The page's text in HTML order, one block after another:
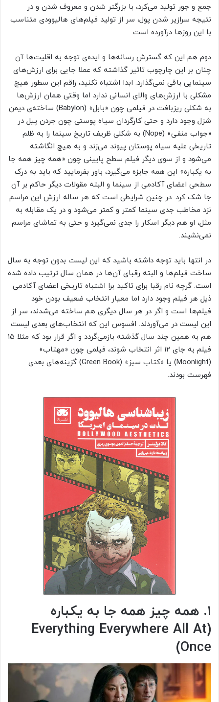
جمع و جور تولید می‌کرد، با بزرگتر شدن و معروف شدن و در
نتیجه سرازیر شدن پول، سر از تولید فیلم‌های هالیوودی متناسب
با این روزها درآورده است.
دوم هم این که گسترش رسانه‌ها و ایده‌ی توجه به اقلیت‌ها آن
چنان بر این چارچوب تاثیر گذاشته که عملا جایی برای ارزش‌های
سینمایی باقی نمی‌گذارد. ابدا اشتباه نکنید، راقم این سطور هیچ
مشکلی با ارزش‌های والای انسانی ندارد اما وقتی همان ارزش‌ها
به شکلی ریزبافت در فیلمی چون «بابل» (Babylon) ساخته‌ی دیمن
شزل وجود دارد و حتی کارگردان سیاه پوستی چون جردن پیل در
«جواب منفی» (Nope) به شکلی ظریف تاریخ سینما را به ظلم
تاریخی علیه سیاه پوستان پیوند می‌زند و به هیچ انگاشته
می‌شود و از سوی دیگر فیلم سطح پایینی چون «همه چیز همه جا
به یکباره» این همه جایزه می‌گیرد، باور بفرمایید که باید به درک
سطحی اعضای آکادمی از سینما و البته مقولات دیگر حاکم بر آن
جا شک کرد. در چنین شرایطی است که هر ساله ارزش این مراسم
نزد مخاطب جدی سینما کمتر و کمتر می‌شود و در یک مقابله به
مثل، او هم دیگر اسکار را جدی نمی‌گیرد و حتی به تماشای مراسم
نمی‌نشیند.
در انتها باید توجه داشته باشید که این لیست بدون توجه به سال
ساخت فیلم‌ها و البته رقبای آن‌ها در همان سال ترتیب داده شده
است. گرچه نام رقبا برای تاکید برا اشتباه تاریخی اعضای آکادمی
ذیل هر فیلم وجود دارد اما معیار انتخاب ضعیف بودن خود
فیلم‌ها است و اگر در هر سال دیگری هم ساخته می‌شدند، سر از
این لیست در می‌آوردند. افسوس این که انتخاب‌های بعدی لیست
هم به همین چند سال گذشته بازمی‌گردد و اگر قرار بود که مثلا ۱۵
فیلم به جای ۱۲ اثر انتخاب شوند، فیلمی چون «مهتاب»
(Moonlight) یا «کتاب سبز» (Green Book) گزینه‌های بعدی
فهرست بودند.
۱. همه چیز همه جا به یکباره
(Everything Everywhere All At
Once)